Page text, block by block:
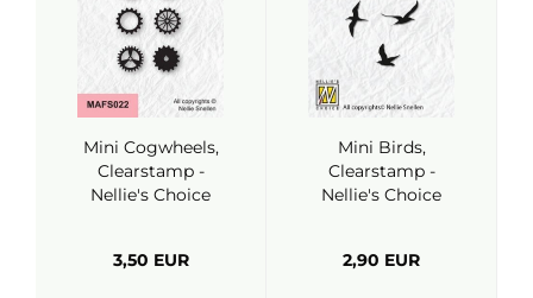
Mini Cogwheels,
Clearstamp -
Nellie's Choice
3,50 EUR
Mini Birds,
Clearstamp -
Nellie's Choice
2,90 EUR